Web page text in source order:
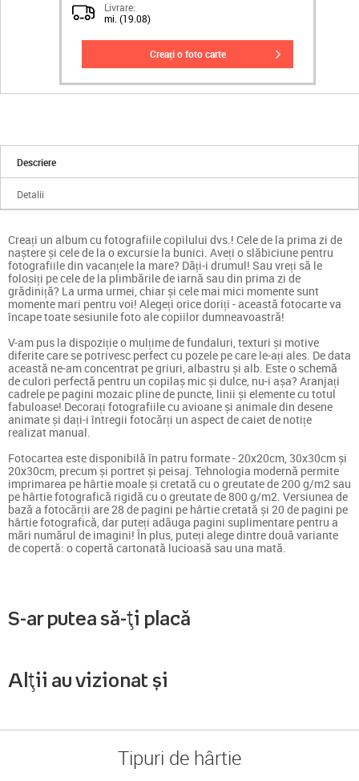
Livrare:
mi. (19.08)
creați o foto carte
Descriere
Detalii
Creați un album cu fotografiile copilului dvs.! Cele de la prima zi de
naștere și cele de la o excursie la bunici. Aveți o slăbiciune pentru
fotografiile din vacanțele la mare? Dăți-i drumul! Sau vreți să le
folosiți pe cele de la plimbările de iarnă sau din prima zi de
grădiniță? La urma urmei, chiar și cele mai mici momente sunt
momente mari pentru voi! Alegeți orice doriți - această fotocarte va
încape toate sesiunile foto ale copiilor dumneavoastră!
V-am pus la dispoziție o mulțime de fundaluri, texturi și motive
diferite care se potrivesc perfect cu pozele pe care le-ați ales. De data
această ne-am concentrat pe griuri, albastru și alb. Este o schemă
de culori perfectă pentru un copilaș mic și dulce, nu-i așa? Aranjați
cadrele pe pagini mozaic pline de puncte, linii și elemente cu totul
fabuloase! Decorați fotografiile cu avioane și animale din desene
animate și dați-i întregii fotocărți un aspect de caiet de notițe
realizat manual.
Fotocartea este disponibilă în patru formate - 20x20cm, 30x30cm și
20x30cm, precum și portret și peisaj. Tehnologia modernă permite
imprimarea pe hârtie moale și cretată cu o greutate de 200 g/m2 sau
pe hârtie fotografică rigidă cu o greutate de 800 g/m2. Versiunea de
bază a fotocărții are 28 de pagini pe hârtie cretată și 20 de pagini pe
hârtie fotografică, dar puteți adăuga pagini suplimentare pentru a
mări numărul de imagini! În plus, puteți alege dintre două variante
de copertă: o copertă cartonată lucioasă sau una mată.
S-ar putea să-ți placă
Alții au vizionat și
Tipuri de hârtie